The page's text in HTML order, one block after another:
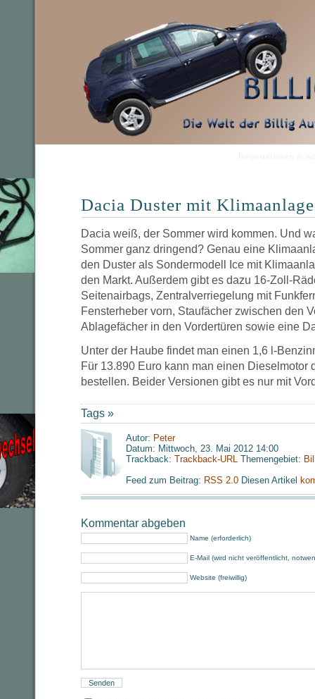
Dacia Duster mit Klimaanlage
Dacia weiß, der Sommer wird kommen. Und
Sommer ganz dringend? Genau eine
den Duster als Sondermodell Ice mit
den Markt. Außerdem gibt es dazu 16-Zoll-
Seitenairbags, Zentralverriegelung mit
Fensterheber vorn, Staufächer zwischen den
Ablagefächer in den Vordertüren sowie eine
Unter der Haube findet man einen 1,6 l-
Für 13.890 Euro kann man einen Dieselmotor
bestellen. Beider Versionen gibt es nur mit
Tags »
Autor: Peter
Datum: Mittwoch, 23. Mai 2012 14:00
Trackback: Trackback-URL Themengebiet:
Feed zum Beitrag: RSS 2.0 Diesen Artikel
Kommentar abgeben
Name (erforderlich)
E-Mail (wird nicht veröffentlicht,
Website (freiwillig)